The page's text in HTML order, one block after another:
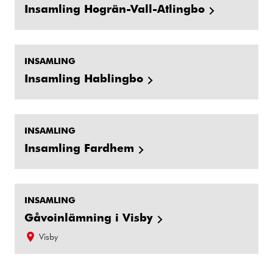
Insamling Hogrän-Vall-Atlingbo
INSAMLING
Insamling Hablingbo
INSAMLING
Insamling Fardhem
INSAMLING
Gåvoinlämning i Visby
Visby